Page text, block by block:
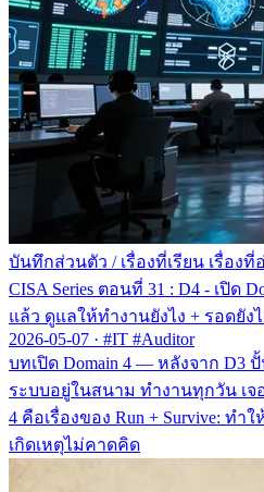
บันทึกส่วนตัว / เรื่องที่เรียน เรื่องที่
CISA Series ตอนที่ 31 : D4 - เปิด
แล้ว ดูแลให้ทำงานยังไง + รอดยังไ
2026-05-07 · #IT #Auditor
บทเปิด Domain 4 — หลังจาก D3
ระบบอยู่ในสนาม ทำงานทุกวัน เจ
4 คือเรื่องของ Run + Survive: ทำ
เกิดเหตุไม่คาดคิด